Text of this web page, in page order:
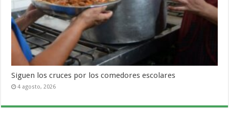
Siguen los cruces por los comedores escolares
4 agosto, 2026